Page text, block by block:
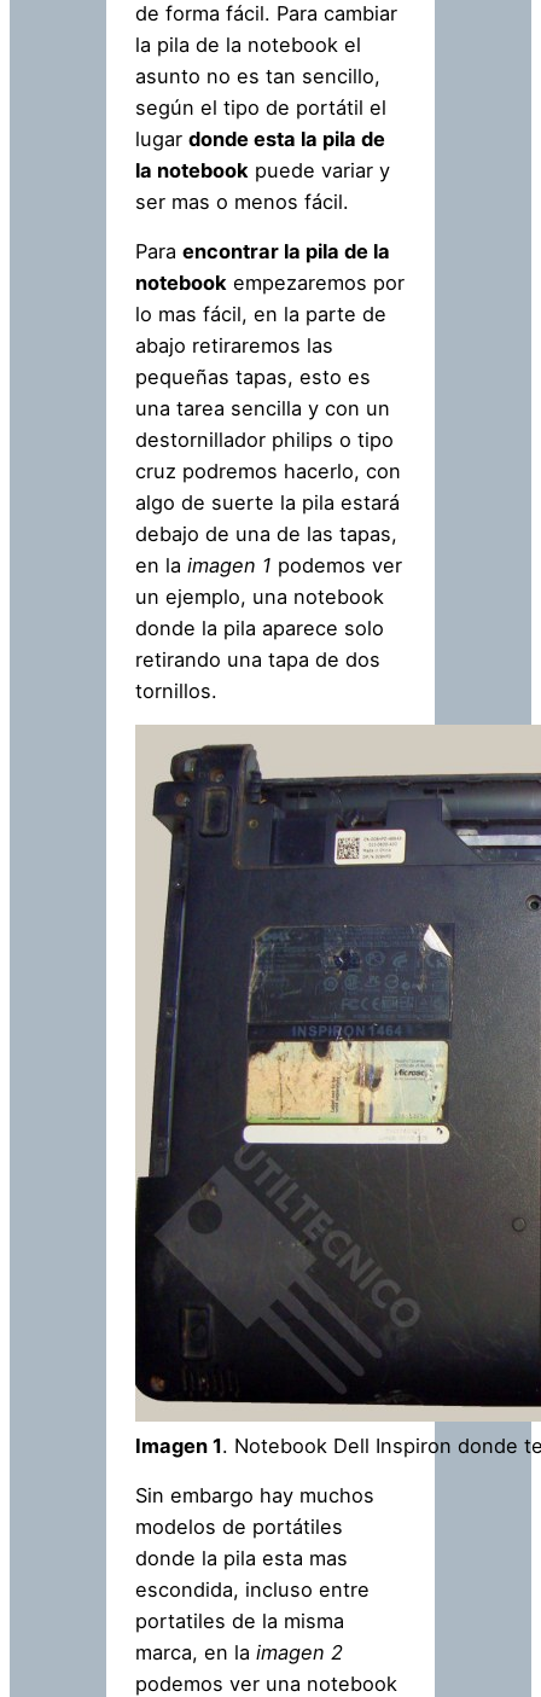
de forma fácil. Para cambiar
la pila de la notebook el
asunto no es tan sencillo,
según el tipo de portátil el
lugar donde esta la pila de
la notebook puede variar y
ser mas o menos fácil.
Para encontrar la pila de la
notebook empezaremos por
lo mas fácil, en la parte de
abajo retiraremos las
pequeñas tapas, esto es
una tarea sencilla y con un
destornillador philips o tipo
cruz podremos hacerlo, con
algo de suerte la pila estará
debajo de una de las tapas,
en la imagen 1 podemos ver
un ejemplo, una notebook
donde la pila aparece solo
retirando una tapa de dos
tornillos.
Imagen 1. Notebook Dell Inspiron donde
Sin embargo hay muchos
modelos de portátiles
donde la pila esta mas
escondida, incluso entre
portatiles de la misma
marca, en la imagen 2
podemos ver una notebook